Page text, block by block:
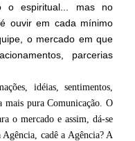
o espiritual... mas no
ouvir em cada mínimo
o mercado em que
parcerias
idéias, sentimentos,
mais pura Comunicação. O
o mercado e assim, dá-se
cadê a Agência? A